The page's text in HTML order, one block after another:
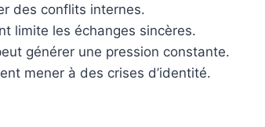
des conflits internes.
limite les échanges sincères.
générer une pression constante.
mener à des crises d’identité.